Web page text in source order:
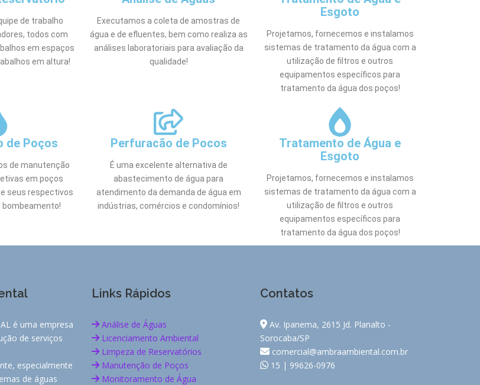
de trabalho
todos com
em espaços
em altura!
Executamos a coleta de amostras de
água e de efluentes, bem como realiza as
análises laboratoriais para avaliação da
qualidade!
Esgoto
Projetamos, fornecemos e instalamos
sistemas de tratamento da água com a
utilização de filtros e outros
equipamentos específicos para
tratamento da água dos poços!
de Poços
de manutenção
em poços
seus respectivos
Perfuracão de Pocos
É uma excelente alternativa de
abastecimento de água para
atendimento da demanda de água em
indústrias, comércios e condomínios!
Tratamento de Água e
Esgoto
Projetamos, fornecemos e instalamos
sistemas de tratamento da água com a
utilização de filtros e outros
equipamentos específicos para
tratamento da água dos poços!
é uma empresa
de serviços
especialmente
de águas
Links Rápidos
Análise de Águas
Licenciamento Ambiental
Limpeza de Reservatórios
Manutenção de Poços
Monitoramento de Água
Contatos
Av. Ipanema, 2615 Jd. Planalto -
Sorocaba/SP
comercial@ambraambiental.com.br
15 | 99626-0976